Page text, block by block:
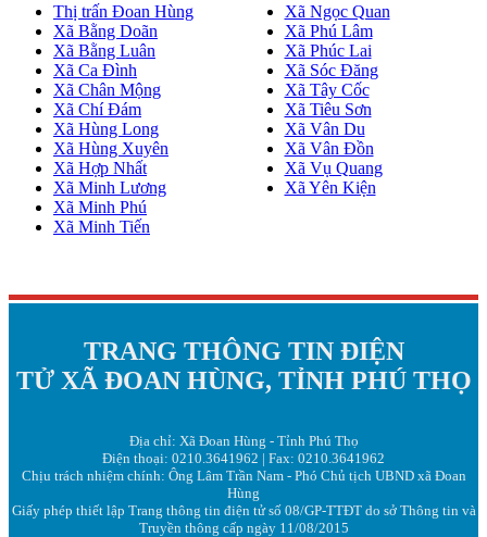
Thị trấn Đoan Hùng
Xã Bằng Doãn
Xã Bằng Luân
Xã Ca Đình
Xã Chân Mộng
Xã Chí Đám
Xã Hùng Long
Xã Hùng Xuyên
Xã Hợp Nhất
Xã Minh Lương
Xã Minh Phú
Xã Minh Tiến
Xã Ngọc Quan
Xã Phú Lâm
Xã Phúc Lai
Xã Sóc Đăng
Xã Tây Cốc
Xã Tiêu Sơn
Xã Vân Du
Xã Vân Đồn
Xã Vụ Quang
Xã Yên Kiện
TRANG THÔNG TIN ĐIỆN
TỬ XÃ ĐOAN HÙNG, TỈNH PHÚ THỌ
Địa chỉ: Xã Đoan Hùng - Tỉnh Phú Thọ
Điện thoại: 0210.3641962 | Fax: 0210.3641962
Chịu trách nhiệm chính: Ông Lâm Trần Nam - Phó Chủ tịch UBND xã Đoan
Hùng
Giấy phép thiết lập Trang thông tin điện tử số 08/GP-TTĐT do sở Thông tin và
Truyền thông cấp ngày 11/08/2015